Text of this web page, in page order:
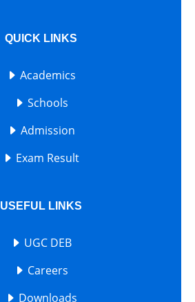
QUICK LINKS
Academics
Schools
Admission
Exam Result
USEFUL LINKS
UGC DEB
Careers
Downloads